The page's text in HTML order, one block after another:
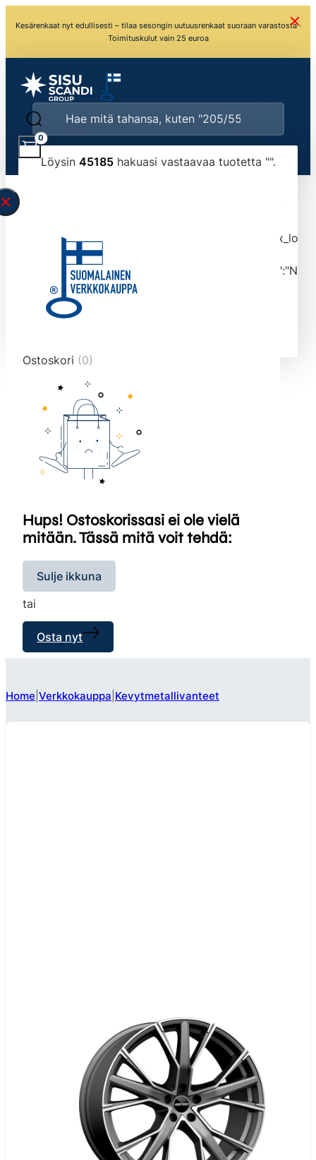
Kesärenkaat nyt edullisesti – tilaa sesongin uutuusrenkaat suoraan varastosta ·
Toimituskulut vain 25 euroa
Löysin 45185hakuasi vastaavaa tuotetta "".
typed the search query correctly.<br>Currently
tmlmvi","meta_query":
data-original-query-vars="[]" data-page="1"
data-max-pages="4519" data-start="1" data-
end="10">
0
Ostoskori (0)
Hups! Ostoskorissasi ei ole vielä
mitään. Tässä mitä voit tehdä:
Sulje ikkuna
tai
Osta nyt
Home Verkkokauppa Kevytmetallivanteet